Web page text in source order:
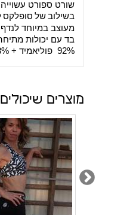
שורט ספורט
בשילוב של סופלקס
מעוצב במיוחד
בד עם יכולות
92% פוליאמיד + 8% אלסטן
מוצרים